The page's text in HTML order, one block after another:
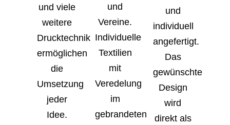
und viele
weitere
Drucktechnik
ermöglichen
die
Umsetzung
jeder
Idee.
und
Vereine.
Individuelle
Textilien
mit
Veredelung
im
gebrandeten
und
individuell
angefertigt.
Das
gewünschte
Design
wird
direkt als